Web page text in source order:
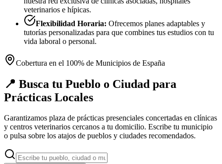
veterinarios e hípicas.
Flexibilidad Horaria: Ofrecemos planes adaptables y
tutorías personalizadas para que combines tus estudios con tu
vida laboral o personal.
Cobertura en el 100% de Municipios de España
📍 Busca tu Pueblo o Ciudad para
Prácticas Locales
Garantizamos plaza de prácticas presenciales concertadas en clínicas
y centros veterinarios cercanos a tu domicilio. Escribe tu municipio
o pulsa sobre los atajos de pueblos y ciudades recomendados.